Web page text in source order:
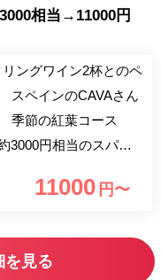
相当→11000円
リングワイン2杯とのペ
季節の紅葉コース
3000円相当のスパー
スです。 ■おすす
11000 円〜
を見る